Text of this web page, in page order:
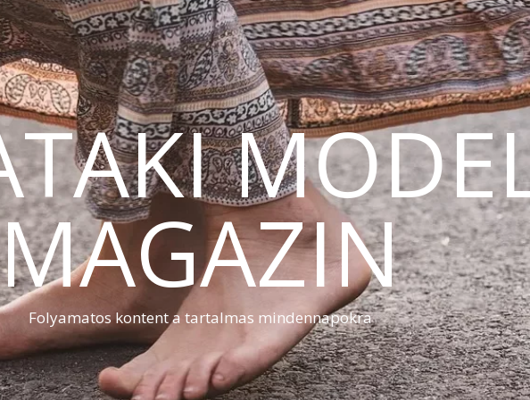
MAGAZIN
Folyamatos kontent a tartalmas mindennapokra